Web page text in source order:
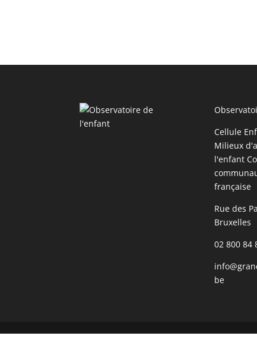
Cellule
Milieux
l'enfant
française
Rue des
Bruxelles
02 800 84
be